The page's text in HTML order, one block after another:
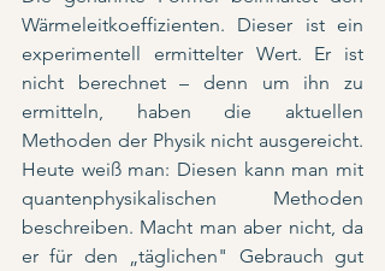
Wärmeleitkoeffizienten. Dieser ist ein
experimentell ermittelter Wert. Er ist
nicht berechnet – denn um ihn zu
ermitteln, haben die aktuellen
Methoden der Physik nicht ausgereicht.
Heute weiß man: Diesen kann man mit
quantenphysikalischen Methoden
beschreiben. Macht man aber nicht, da
er für den „täglichen" Gebrauch gut